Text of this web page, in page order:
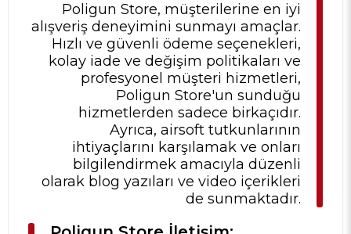
Poligun Store, müşterilerine en iyi
alışveriş deneyimini sunmayı amaçlar.
Hızlı ve güvenli ödeme seçenekleri,
kolay iade ve değişim politikaları ve
profesyonel müşteri hizmetleri,
Poligun Store'un sunduğu
hizmetlerden sadece birkaçıdır.
Ayrıca, airsoft tutkunlarının
ihtiyaçlarını karşılamak ve onları
bilgilendirmek amacıyla düzenli
olarak blog yazıları ve video içerikleri
de sunmaktadır.